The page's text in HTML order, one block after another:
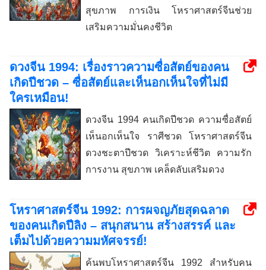
สุขภาพ การเงิน โหราศาสตร์จีนช่วย
เสริมความมั่นคงชีวิต
ดวงจีน 1994: เรื่องราวความซื่อสัตย์ของคน
เกิดปีชวด – ซื่อสัตย์และเห็นอกเห็นใจที่ไม่มี
ใครเหมือน!
ดวงจีน 1994 คนเกิดปีชวด ความซื่อสัตย์
เห็นอกเห็นใจ ราศีชวด โหราศาสตร์จีน
ดวงชะตาปีชวด วิเคราะห์ชีวิต ความรัก
การงาน สุขภาพ เคล็ดลับเสริมดวง
โหราศาสตร์จีน 1992: การผจญภัยสุดฉลาด
ของคนเกิดปีลิง – สนุกสนาน สร้างสรรค์ และ
เต็มไปด้วยความมหัศจรรย์!
ค้นพบโหราศาสตร์จีน 1992 สำหรับคน